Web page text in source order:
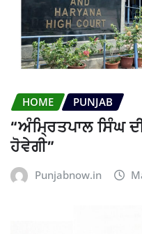
HOME PUNJAB
“ਅੰਮ੍ਰਿਤਪਾਲ ਸਿੰਘ
ਹੋਵੇਗੀ”
Punjabnow.in